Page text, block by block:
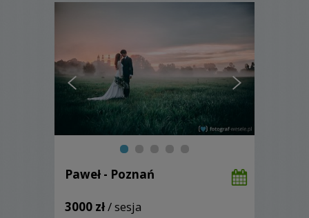
Paweł - Poznań
3000 zł/ sesja